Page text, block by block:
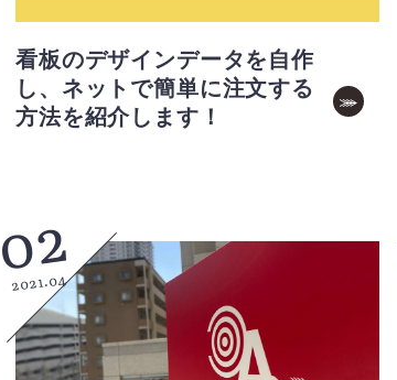
看板のデザインデータを自作
し、ネットで簡単に注文する
方法を紹介します！
02
2021.04